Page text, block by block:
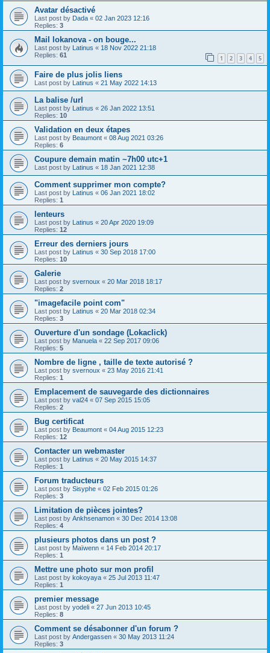
Avatar désactivé
Last post by Dada « 02 Jan 2023 12:16
Replies: 3
Mail lokanova - on bouge...
Last post by Latinus « 18 Nov 2022 21:18
Replies: 61 1 2 3 4 5
Faire de plus jolis liens
Last post by Latinus « 21 May 2022 14:13
La balise /url
Last post by Latinus « 26 Jan 2022 13:51
Replies: 10
Validation en deux étapes
Last post by Beaumont « 08 Aug 2021 03:26
Replies: 6
Coupure demain matin ~7h00 utc+1
Last post by Latinus « 18 Jan 2021 12:38
Comment supprimer mon compte?
Last post by Latinus « 06 Jan 2021 18:02
Replies: 1
lenteurs
Last post by Latinus « 20 Apr 2020 19:09
Replies: 12
Erreur des derniers jours
Last post by Latinus « 30 Sep 2018 17:00
Replies: 10
Galerie
Last post by svernoux « 20 Mar 2018 18:17
Replies: 2
"imagefacile point com"
Last post by Latinus « 20 Mar 2018 02:34
Replies: 3
Ouverture d'un sondage (Lokaclick)
Last post by Manuela « 22 Sep 2017 09:06
Replies: 5
Nombre de ligne , taille de texte autorisé ?
Last post by svernoux « 23 May 2016 21:41
Replies: 1
Emplacement de sauvegarde des dictionnaires
Last post by val24 « 07 Sep 2015 15:05
Replies: 2
Bug certificat
Last post by Beaumont « 04 Aug 2015 12:23
Replies: 12
Contacter un webmaster
Last post by Latinus « 20 May 2015 14:37
Replies: 1
Forum traducteurs
Last post by Sisyphe « 02 Feb 2015 01:26
Replies: 3
Limitation de pièces jointes?
Last post by Ankhsenamon « 30 Dec 2014 13:08
Replies: 4
plusieurs photos dans un post ?
Last post by Maïwenn « 14 Feb 2014 20:17
Replies: 1
Mettre une photo sur mon profil
Last post by kokoyaya « 25 Jul 2013 11:47
Replies: 1
premier message
Last post by yodeli « 27 Jun 2013 10:45
Replies: 8
Comment se désabonner d'un forum ?
Last post by Andergassen « 30 May 2013 11:24
Replies: 3